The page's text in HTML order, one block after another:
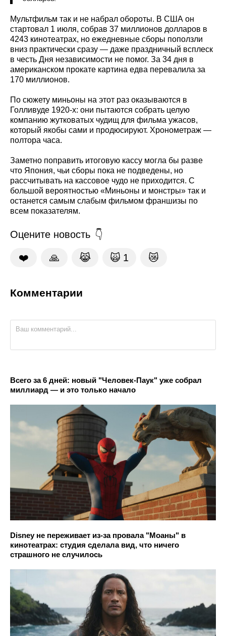
Мультфильм так и не набрал обороты. В США он
стартовал 1 июля, собрав 37 миллионов долларов в
4243 кинотеатрах, но ежедневные сборы поползли
вниз практически сразу — даже праздничный всплеск
в честь Дня независимости не помог. За 34 дня в
американском прокате картина едва перевалила за
170 миллионов.
По сюжету миньоны на этот раз оказываются в
Голливуде 1920-х: они пытаются собрать целую
компанию жутковатых чудищ для фильма ужасов,
который якобы сами и продюсируют. Хронометраж —
полтора часа.
Заметно поправить итоговую кассу могла бы разве
что Япония, чьи сборы пока не подведены, но
рассчитывать на кассовое чудо не приходится. С
большой вероятностью «Миньоны и монстры» так и
останется самым слабым фильмом франшизы по
всем показателям.
Оцените новость
❤️ 🙏 😹 🙀 1 😿
Комментарии
Всего за 6 дней: новый "Человек-Паук" уже собрал
миллиард — и это только начало
Disney не переживает из-за провала "Моаны" в
кинотеатрах: студия сделала вид, что ничего
страшного не случилось